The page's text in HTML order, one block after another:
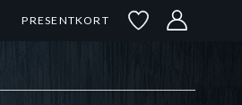
PRESENTKORT